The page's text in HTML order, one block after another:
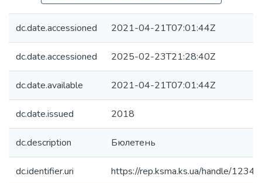
dc.date.accessioned 2021-04-21T07:01:44Z
dc.date.accessioned 2025-02-23T21:28:40Z
dc.date.available 2021-04-21T07:01:44Z
dc.date.issued 2018
dc.description Бюлетень
dc.identifier.uri https://rep.ksma.ks.ua/handle/